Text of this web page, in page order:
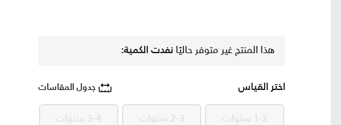
هذا المنتج غير متوفر حاليًا نفدت الكمية:
اختر القياس جدول المقاسات
1-2 سنوات 2-3 سنوات 3-4 سنوات